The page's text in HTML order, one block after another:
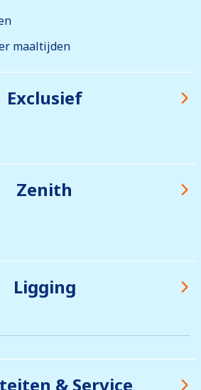
maaltijden
Exclusief
Zenith
Ligging
& Service